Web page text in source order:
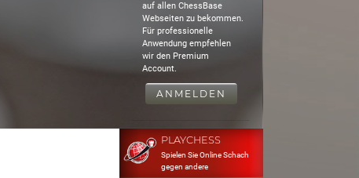
auf allen ChessBase
Webseiten zu bekommen.
Für professionelle
Anwendung empfehlen
wir den Premium
Account.
ANMELDEN
PLAYCHESS
Spielen Sie Online Schach
gegen andere